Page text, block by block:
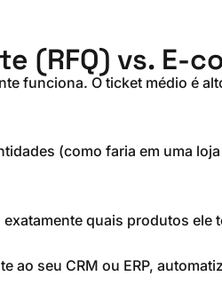
(RFQ) vs. E-
funciona. O ticket médio é
(como faria em uma
quais produtos
ao seu CRM ou ERP,